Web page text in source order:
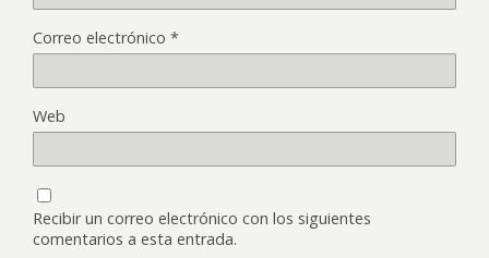
Correo electrónico *
Web
Recibir un correo electrónico con los siguientes
comentarios a esta entrada.